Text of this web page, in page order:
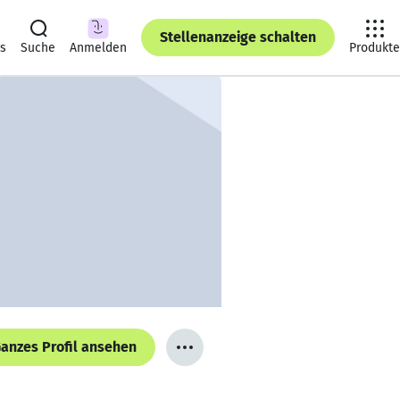
Suche Anmelden
Stellenanzeige schalten
Produkte
Profil ansehen